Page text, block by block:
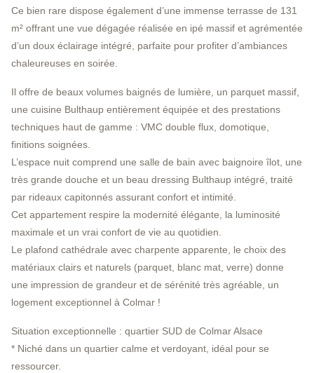
Ce bien rare dispose également d’une immense terrasse de 131
m² offrant une vue dégagée réalisée en ipé massif et agrémentée
d’un doux éclairage intégré, parfaite pour profiter d’ambiances
chaleureuses en soirée.
Il offre de beaux volumes baignés de lumière, un parquet massif,
une cuisine Bulthaup entièrement équipée et des prestations
techniques haut de gamme : VMC double flux, domotique,
finitions soignées.
L’espace nuit comprend une salle de bain avec baignoire îlot, une
très grande douche et un beau dressing Bulthaup intégré, traité
par rideaux capitonnés assurant confort et intimité.
Cet appartement respire la modernité élégante, la luminosité
maximale et un vrai confort de vie au quotidien.
Le plafond cathédrale avec charpente apparente, le choix des
matériaux clairs et naturels (parquet, blanc mat, verre) donne
une impression de grandeur et de sérénité très agréable, un
logement exceptionnel à Colmar !
Situation exceptionnelle : quartier SUD de Colmar Alsace
* Niché dans un quartier calme et verdoyant, idéal pour se
ressourcer.